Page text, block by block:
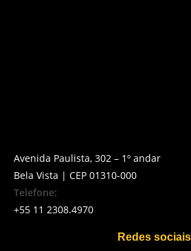
Avenida Paulista, 302 – 1º andar
Bela Vista | CEP 01310-000
Telefone:
+55 11 2308.4970
Redes sociais